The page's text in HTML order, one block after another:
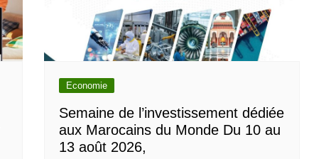
Economie
Semaine de l’investissement dédiée
aux Marocains du Monde Du 10 au
13 août 2026,